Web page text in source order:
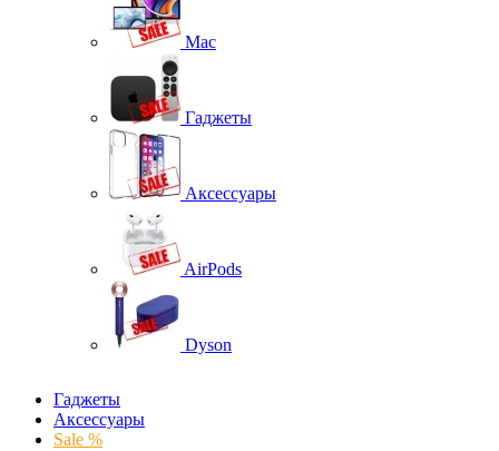
Mac
Гаджеты
Аксессуары
AirPods
Dyson
Гаджеты
Аксессуары
Sale %